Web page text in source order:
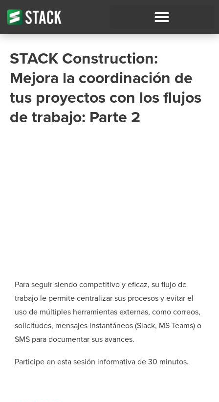
STACK Construction:
Mejora la coordinación de
tus proyectos con los flujos
de trabajo: Parte 2
Para seguir siendo competitivo y eficaz, su flujo de
trabajo le permite centralizar sus procesos y evitar el
uso de múltiples herramientas externas, como correos,
solicitudes, mensajes instantáneos (Slack, MS Teams) o
SMS para documentar sus avances.
Participe en esta sesión informativa de 30 minutos.